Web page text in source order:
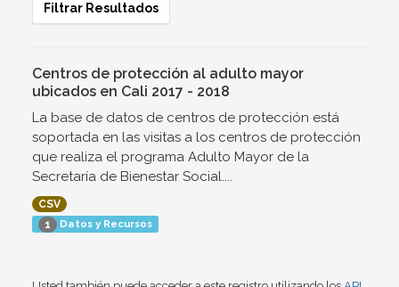
Filtrar Resultados
Centros de protección al adulto mayor
ubicados en Cali 2017 - 2018
La base de datos de centros de protección está
soportada en las visitas a los centros de protección
que realiza el programa Adulto Mayor de la
Secretaría de Bienestar Social....
CSV
1 Datos y Recursos